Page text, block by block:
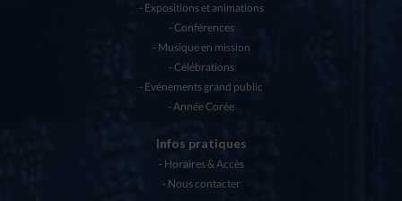
Expositions et animations
Conférences
Musique en mission
Célébrations
Evénements grand public
Année Corée
Infos pratiques
Horaires & Accès
Nous contacter